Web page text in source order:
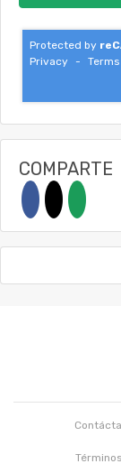
Protected by
Privacy
- Terms
COMPARTE